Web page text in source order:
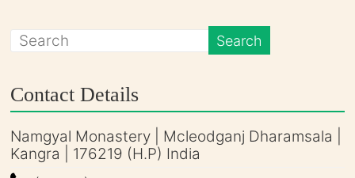
Contact Details
Namgyal Monastery | Mcleodganj Dharamsala |
Kangra | 176219 (H.P) India